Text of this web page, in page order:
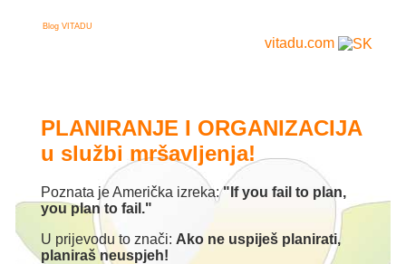
Blog VITADU
vitadu.com
PLANIRANJE I ORGANIZACIJA
u službi mršavljenja!
Poznata je Američka izreka:"If you fail to plan,
you plan to fail."
U prijevodu to znači: Ako ne uspiješ planirati,
planiraš neuspjeh!